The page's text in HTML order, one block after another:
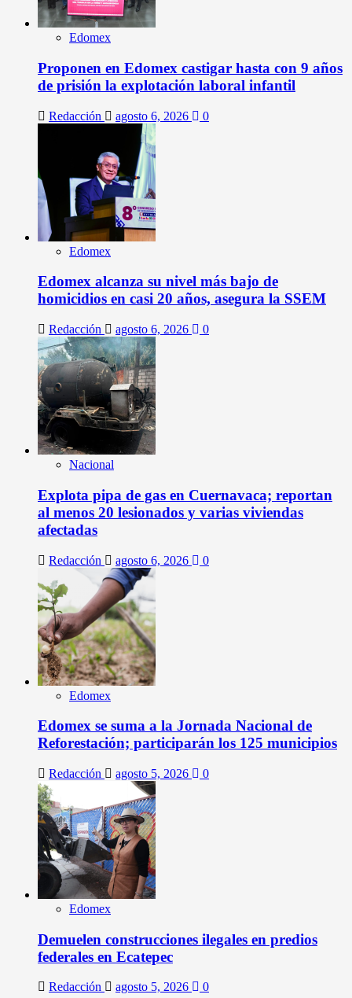
Edomex
Proponen en Edomex castigar hasta con 9 años
de prisión la explotación laboral infantil
Redacción agosto 6, 2026 0
Edomex
Edomex alcanza su nivel más bajo de
homicidios en casi 20 años, asegura la SSEM
Redacción agosto 6, 2026 0
Nacional
Explota pipa de gas en Cuernavaca; reportan
al menos 20 lesionados y varias viviendas
afectadas
Redacción agosto 6, 2026 0
Edomex
Edomex se suma a la Jornada Nacional de
Reforestación; participarán los 125 municipios
Redacción agosto 5, 2026 0
Edomex
Demuelen construcciones ilegales en predios
federales en Ecatepec
Redacción agosto 5, 2026 0